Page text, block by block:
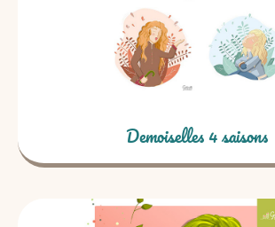
Demoiselles 4 saisons